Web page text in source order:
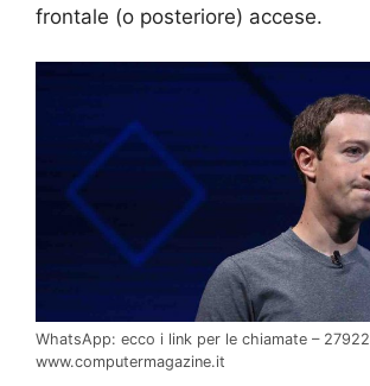
frontale (o posteriore) accese.
WhatsApp: ecco i link per le chiamate – 27922
www.computermagazine.it